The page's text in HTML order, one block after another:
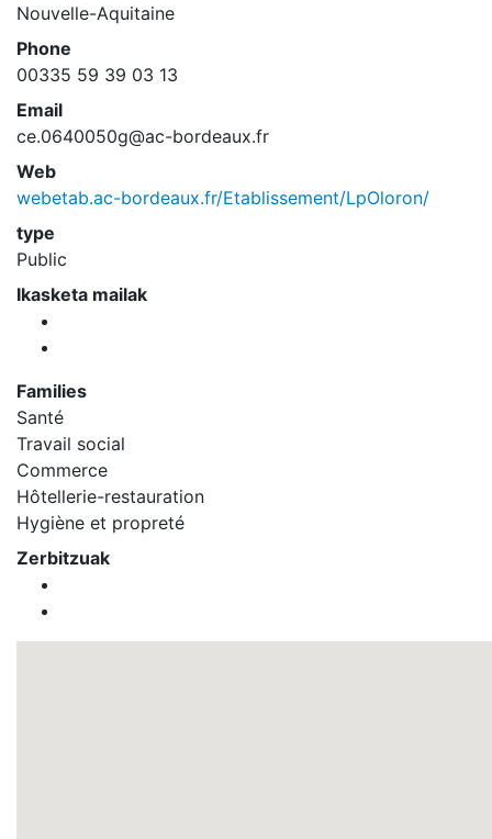
Nouvelle-Aquitaine
Phone
00335 59 39 03 13
Email
ce.0640050g@ac-bordeaux.fr
Web
webetab.ac-bordeaux.fr/Etablissement/LpOloron/
type
Public
Ikasketa mailak
Families
Santé
Travail social
Commerce
Hôtellerie-restauration
Hygiène et propreté
Zerbitzuak